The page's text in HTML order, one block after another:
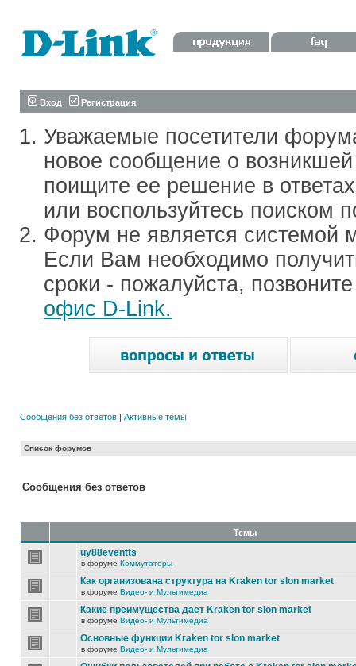
Вход Регистрация
Уважаемые посетители
новое сообщение о
поищите ее решение в
или воспользуйтесь поиском
Форум не является системой
Если Вам необходимо
сроки - пожалуйста,
офис D-Link.
Сообщения без ответов | Активные темы
Список форумов
Сообщения без ответов
Темы
uy88eventts
в форуме Коммутаторы
Как организована структура на Kraken tor slon market
в форуме Видео- и Мультимедиа
Какие преимущества дает Kraken tor slon market
в форуме Видео- и Мультимедиа
Основные функции Kraken tor slon market
в форуме Видео- и Мультимедиа